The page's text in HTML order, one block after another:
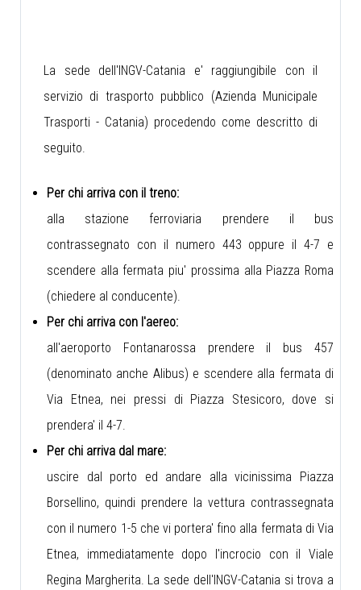
La sede dell'INGV-Catania e' raggiungibile con il
servizio di trasporto pubblico (Azienda Municipale
Trasporti - Catania) procedendo come descritto di
seguito.
Per chi arriva con il treno:
alla stazione ferroviaria prendere il bus
contrassegnato con il numero 443 oppure il 4-7 e
scendere alla fermata piu' prossima alla Piazza Roma
(chiedere al conducente).
Per chi arriva con l'aereo:
all'aeroporto Fontanarossa prendere il bus 457
(denominato anche Alibus) e scendere alla fermata di
Via Etnea, nei pressi di Piazza Stesicoro, dove si
prendera' il 4-7.
Per chi arriva dal mare:
uscire dal porto ed andare alla vicinissima Piazza
Borsellino, quindi prendere la vettura contrassegnata
con il numero 1-5 che vi portera' fino alla fermata di Via
Etnea, immediatamente dopo l'incrocio con il Viale
Regina Margherita. La sede dell'INGV-Catania si trova a